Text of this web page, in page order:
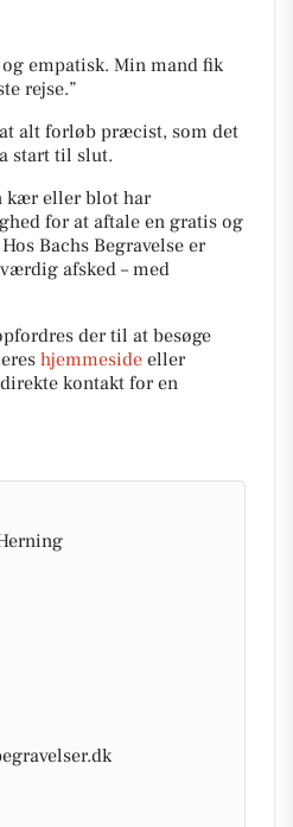
empatisk. Min mand fik
rejse.”
alt forløb præcist, som det
start til slut.
kær eller blot har
for at aftale en gratis og
Bachs Begravelse er
afsked – med
der til at besøge
hjemmeside eller
kontakt for en